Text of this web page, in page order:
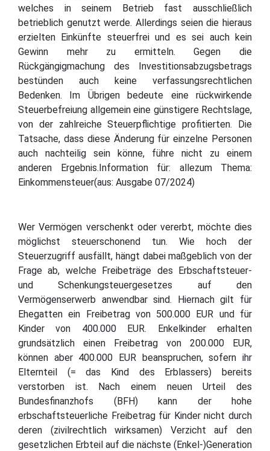
welches in seinem Betrieb fast ausschließlich
betrieblich genutzt werde. Allerdings seien die hieraus
erzielten Einkünfte steuerfrei und es sei auch kein
Gewinn mehr zu ermitteln. Gegen die
Rückgängigmachung des Investitionsabzugsbetrags
bestünden auch keine verfassungsrechtlichen
Bedenken. Im Übrigen bedeute eine rückwirkende
Steuerbefreiung allgemein eine günstigere Rechtslage,
von der zahlreiche Steuerpflichtige profitierten. Die
Tatsache, dass diese Änderung für einzelne Personen
auch nachteilig sein könne, führe nicht zu einem
anderen Ergebnis.Information für: allezum Thema:
Einkommensteuer(aus: Ausgabe 07/2024)
Wer Vermögen verschenkt oder vererbt, möchte dies
möglichst steuerschonend tun. Wie hoch der
Steuerzugriff ausfällt, hängt dabei maßgeblich von der
Frage ab, welche Freibeträge des Erbschaftsteuer-
und Schenkungsteuergesetzes auf den
Vermögenserwerb anwendbar sind. Hiernach gilt für
Ehegatten ein Freibetrag von 500.000 EUR und für
Kinder von 400.000 EUR. Enkelkinder erhalten
grundsätzlich einen Freibetrag von 200.000 EUR,
können aber 400.000 EUR beanspruchen, sofern ihr
Elternteil (= das Kind des Erblassers) bereits
verstorben ist. Nach einem neuen Urteil des
Bundesfinanzhofs (BFH) kann der hohe
erbschaftsteuerliche Freibetrag für Kinder nicht durch
deren (zivilrechtlich wirksamen) Verzicht auf den
gesetzlichen Erbteil auf die nächste (Enkel-)Generation